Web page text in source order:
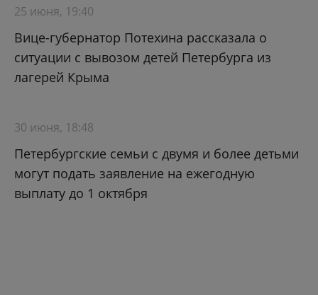
25 июня, 19:40
Вице-губернатор Потехина рассказала о
ситуации с вывозом детей Петербурга из
лагерей Крыма
30 июня, 18:48
Петербургские семьи с двумя и более детьми
могут подать заявление на ежегодную
выплату до 1 октября